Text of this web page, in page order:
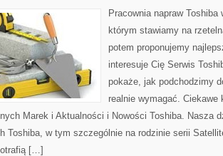
Pracownia napraw
którym stawiamy na
potem proponujemy
interesuje Cię Serwis
pokaże, jak podchodzimy
realnie wymagać. Ciekawe
Marek i Aktualności i Nowości Toshiba. Nasza
Toshiba, w tym szczególnie na rodzinie serii
[…]